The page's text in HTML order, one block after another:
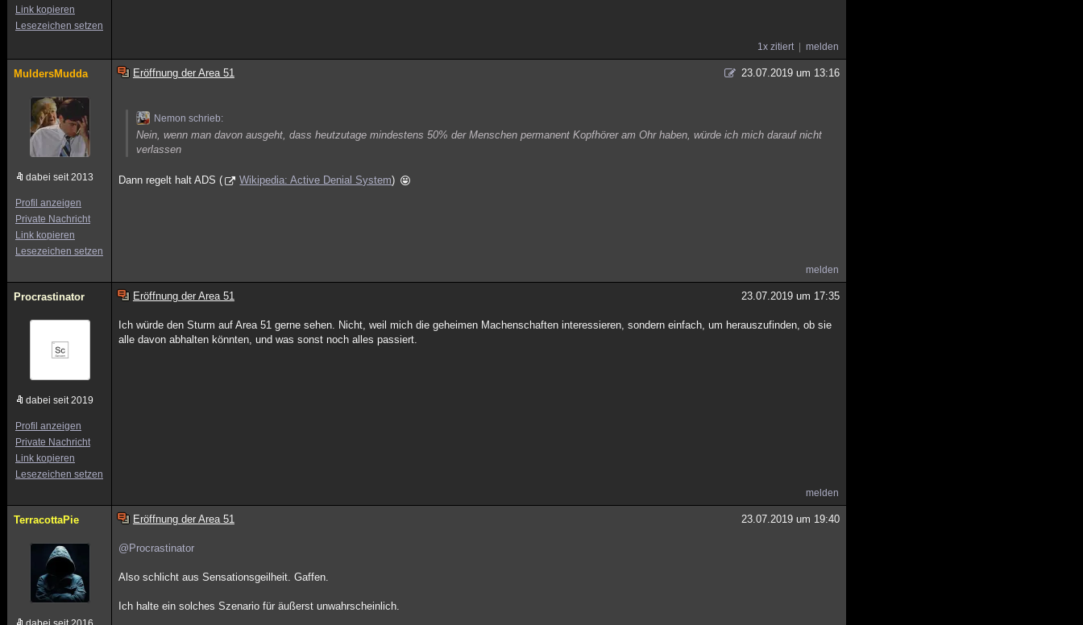
Link kopieren
Lesezeichen setzen
1x zitiert melden
MuldersMudda
dabei seit 2013
Profil anzeigen
Private Nachricht
Link kopieren
Lesezeichen setzen
Eröffnung der Area 51 23.07.2019 um 13:16
Nemon schrieb:
Nein, wenn man davon ausgeht, dass heutzutage mindestens 50% der Menschen permanent Kopfhörer am Ohr haben, würde ich mich darauf nicht
verlassen
Dann regelt halt ADS ( Wikipedia: Active Denial System)
melden
Procrastinator
dabei seit 2019
Profil anzeigen
Private Nachricht
Link kopieren
Lesezeichen setzen
Eröffnung der Area 51 23.07.2019 um 17:35
Ich würde den Sturm auf Area 51 gerne sehen. Nicht, weil mich die geheimen Machenschaften interessieren, sondern einfach, um herauszufinden, ob sie
alle davon abhalten könnten, und was sonst noch alles passiert.
melden
TerracottaPie Eröffnung der Area 51 23.07.2019 um 19:40
@Procrastinator
Also schlicht aus Sensationsgeilheit. Gaffen.
Ich halte ein solches Szenario für äußerst unwahrscheinlich.